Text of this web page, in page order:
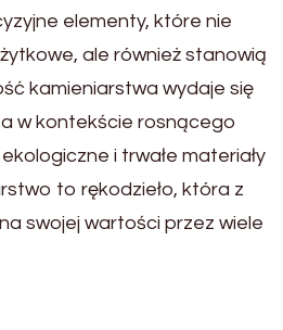
elementy, które nie
ale również stanowią
kamieniarstwa wydaje się
w kontekście rosnącego
i trwałe materiały
to rękodzieło, która z
swojej wartości przez wiele